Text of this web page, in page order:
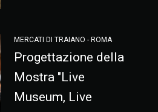
MERCATI DI TRAIANO - ROMA
Progettazione della
Mostra "Live
Museum, Live